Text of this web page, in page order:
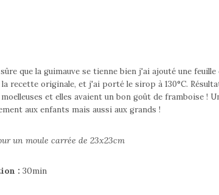
que la guimauve se tienne bien j'ai ajouté une
recette originale, et j'ai porté le sirop à 130°C.
et elles avaient un bon goût de framboise !
aux enfants mais aussi aux grands !
un moule carrée de 23x23cm
: 30min